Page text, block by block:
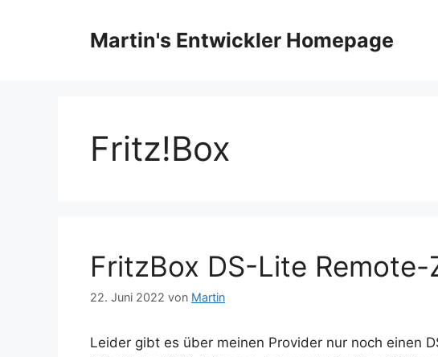
Martin's Entwickler Homepage
Fritz!Box
FritzBox DS-Lite Remote-
22. Juni 2022 von Martin
Leider gibt es über meinen Provider nur noch einen